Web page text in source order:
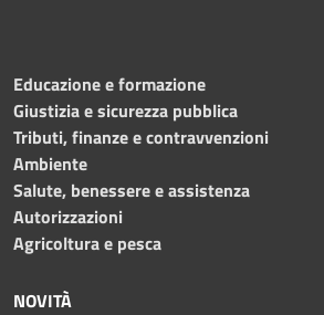
Educazione e formazione
Giustizia e sicurezza pubblica
Tributi, finanze e contravvenzioni
Ambiente
Salute, benessere e assistenza
Autorizzazioni
Agricoltura e pesca
NOVITÀ